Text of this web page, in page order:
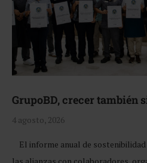
GrupoBD, crecer
4 agosto, 2026
El informe anual de